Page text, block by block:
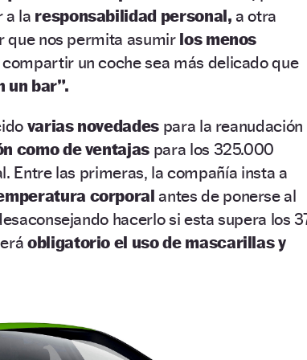
a la responsabilidad personal, a otra
que nos permita asumirlos menos
un coche sea más delicado que
un bar”.
varias novedadespara la reanudación
como de ventajas para los 325.000
Entre las primeras, la compañía insta a
corporal antes de ponerse al
hacerlo si esta supera los
obligatorio el uso de mascarillas y